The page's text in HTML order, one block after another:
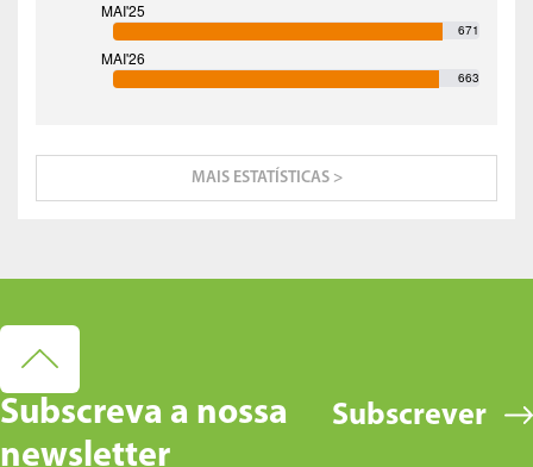
671
663
MAIS ESTATÍSTICAS >
Subscreva a nossa
newsletter
Subscrever